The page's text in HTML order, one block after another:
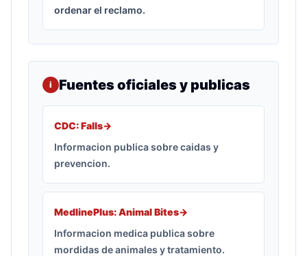
ordenar el reclamo.
i Fuentes oficiales y publicas
CDC: Falls->
Informacion publica sobre caidas y
prevencion.
MedlinePlus: Animal Bites->
Informacion medica publica sobre
mordidas de animales y tratamiento.